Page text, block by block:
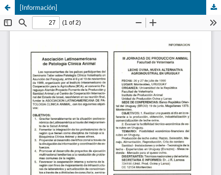
[Información]